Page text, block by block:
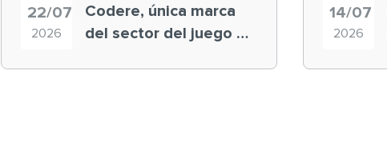
22/07
2026
Codere, única marca
del sector del juego en
14/07
2026